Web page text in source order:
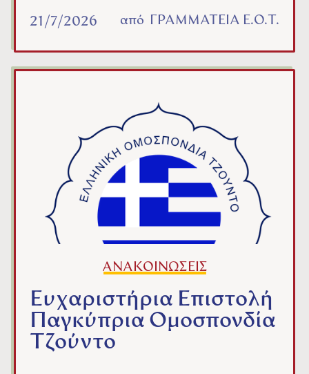
21/7/2026 από ΓΡΑΜΜΑΤΕΙΑ Ε.Ο.Τ.
ΑΝΑΚΟΙΝΩΣΕΙΣ
Ευχαριστήρια Επιστολή
Παγκύπρια Ομοσπονδία
Τζούντο